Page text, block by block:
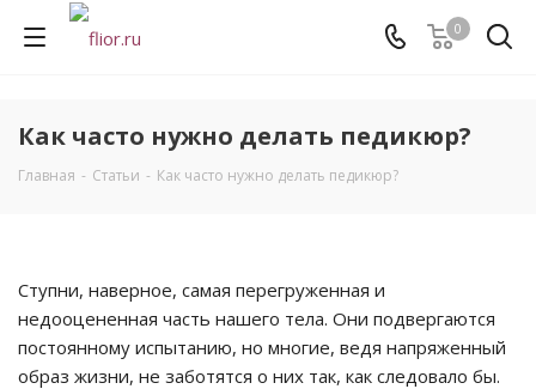
0
Как часто нужно делать педикюр?
Главная - Статьи - Как часто нужно делать педикюр?
Ступни, наверное, самая перегруженная и
недооцененная часть нашего тела. Они подвергаются
постоянному испытанию, но многие, ведя напряженный
образ жизни, не заботятся о них так, как следовало бы.